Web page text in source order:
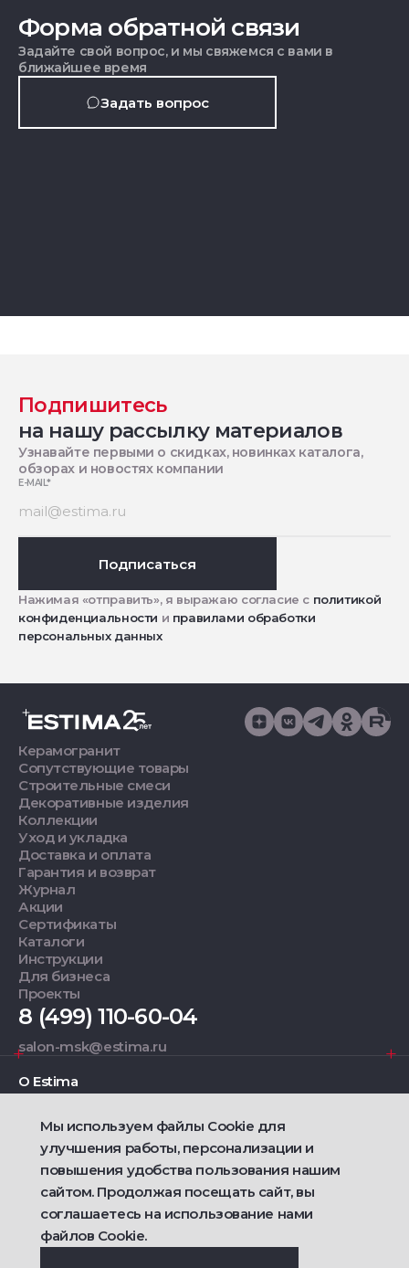
Форма обратной связи
Задайте свой вопрос, и мы свяжемся с вами в
ближайшее время
Задать вопрос
Подпишитесь
на нашу рассылку материалов
Узнавайте первыми о скидках, новинках каталога,
обзорах и новостях компании
E-MAIL*
Подписаться
Нажимая «отправить», я выражаю согласие с политикой
конфиденциальности и правилами обработки
персональных данных
Керамогранит
Сопутствующие товары
Строительные смеси
Декоративные изделия
Коллекции
Уход и укладка
Доставка и оплата
Гарантия и возврат
Журнал
Акции
Сертификаты
Каталоги
Инструкции
Для бизнеса
Проекты
8 (499) 110-60-04
salon-msk@estima.ru
О Estima
Дизайнерам
Фирменные салоны
2021 — 2026 © Estima
Политика конфиденциальности
Мы используем файлы Cookie для
улучшения работы, персонализации и
повышения удобства пользования нашим
сайтом. Продолжая посещать сайт, вы
соглашаетесь на использование нами
файлов Cookie.